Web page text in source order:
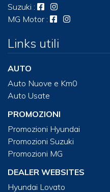
Suzuki :
MG Motor :
Links utili
AUTO
Auto Nuove e Km0
Auto Usate
PROMOZIONI
Promozioni Hyundai
Promozioni Suzuki
Promozioni MG
DEALER WEBSITES
Hyundai Lovato